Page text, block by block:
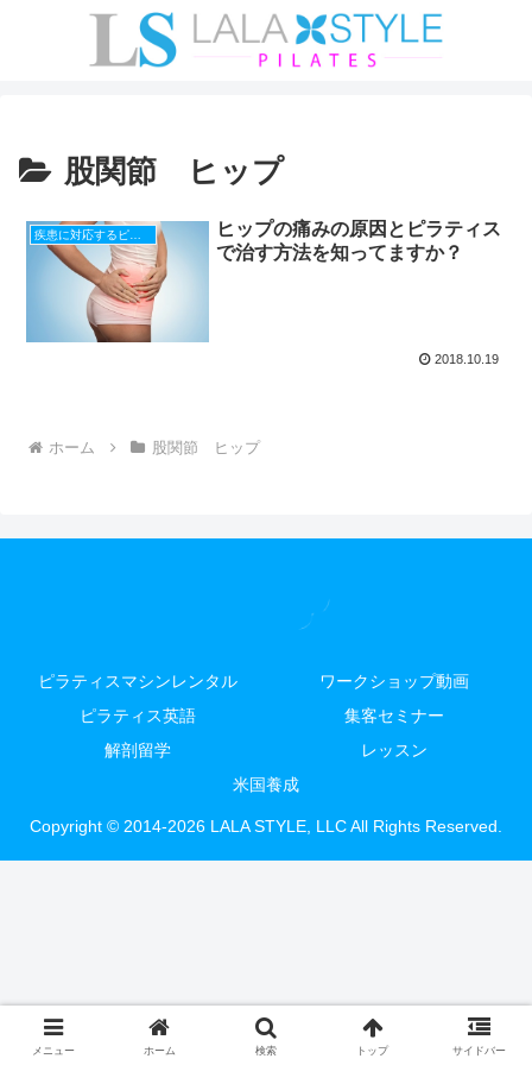
股関節 ヒップ
疾患に対応するピラティス
ヒップの痛みの原因とピラティス
で治す方法を知ってますか？
2018.10.19
ホーム 股関節 ヒップ
ピラティスマシンレンタル
ワークショップ動画
ピラティス英語
集客セミナー
解剖留学
レッスン
米国養成
Copyright © 2014-2026 LALA STYLE, LLC All Rights Reserved.
メニュー ホーム 検索 トップ サイドバー